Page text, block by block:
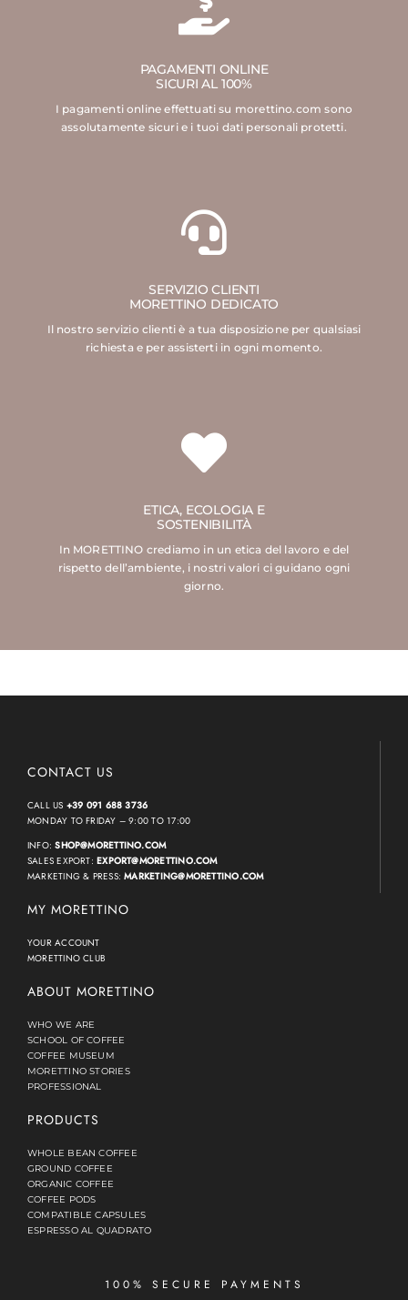
PAGAMENTI ONLINE
SICURI AL 100%
I pagamenti online effettuati su morettino.com sono
assolutamente sicuri e i tuoi dati personali protetti.
SERVIZIO CLIENTI
MORETTINO DEDICATO
Il nostro servizio clienti è a tua disposizione per qualsiasi
richiesta e per assisterti in ogni momento.
ETICA, ECOLOGIA E
SOSTENIBILITÀ
In MORETTINO crediamo in un etica del lavoro e del
rispetto dell’ambiente, i nostri valori ci guidano ogni
giorno.
CONTACT US
CALL US +39 091 688 3736
MONDAY TO FRIDAY – 9:00 TO 17:00
INFO:SHOP@MORETTINO.COM
SALES EXPORT:EXPORT@MORETTINO.COM
MARKETING & PRESS:MARKETING@MORETTINO.COM
MY MORETTINO
YOUR ACCOUNT
MORETTINO CLUB
ABOUT MORETTINO
WHO WE ARE
SCHOOL OF COFFEE
COFFEE MUSEUM
MORETTINO STORIES
PROFESSIONAL
PRODUCTS
WHOLE BEAN COFFEE
GROUND COFFEE
ORGANIC COFFEE
COFFEE PODS
COMPATIBLE CAPSULES
ESPRESSO AL QUADRATO
100% SECURE PAYMENTS